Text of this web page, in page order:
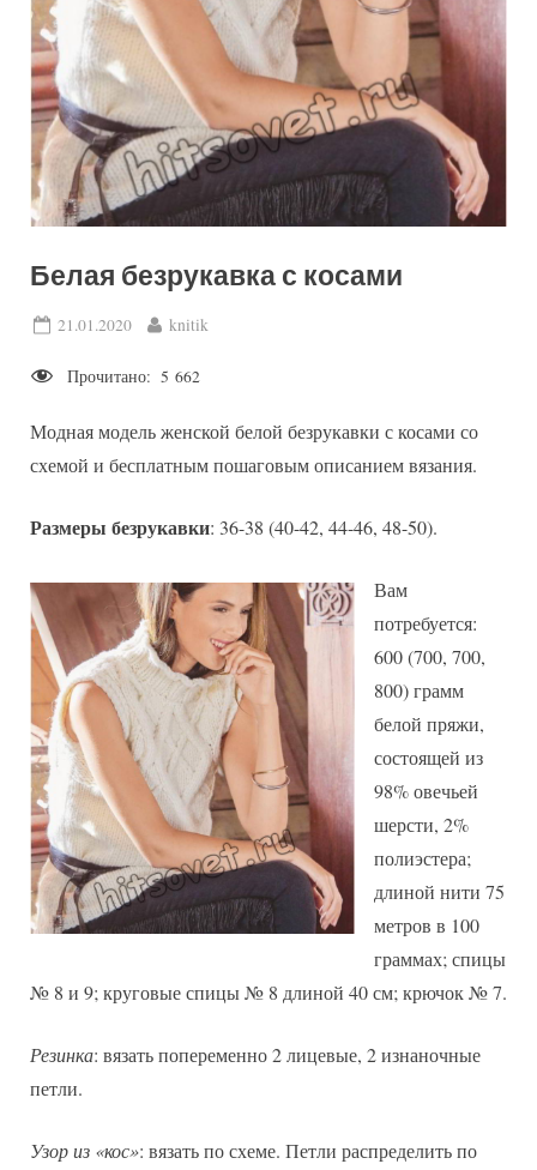
Белая безрукавка с косами
Posted
21.01.2020 By
knitik
Прочитано: 5 662
Модная модель женской белой безрукавки с косами со
схемой и бесплатным пошаговым описанием вязания.
Размеры безрукавки: 36-38 (40-42, 44-46, 48-50).
Вам
потребуется:
600 (700, 700,
800) грамм
белой пряжи,
состоящей из
98% овечьей
шерсти, 2%
полиэстера;
длиной нити 75
метров в 100
граммах; спицы
№ 8 и 9; круговые спицы № 8 длиной 40 см; крючок № 7.
Резинка: вязать попеременно 2 лицевые, 2 изнаночные
петли.
Узор из «кос»: вязать по схеме. Петли распределить по